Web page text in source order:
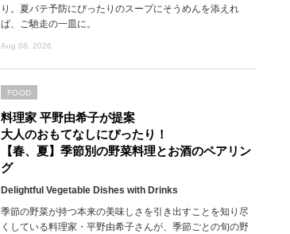
り。夏バテ予防にぴったりのスープにそうめんを添えれ
ば、ご馳走の一皿に。
Aug 08, 2026
料理家 平野由希子が提案
大人のおもてなしにぴったり！
【春、夏】季節別の野菜料理とお酒のペアリン
グ
Delightful Vegetable Dishes with Drinks
季節の野菜が持つ本来の美味しさを引き出すことを知り尽
くしている料理家・平野由希子さんが、季節ごとの旬の野
FOOD